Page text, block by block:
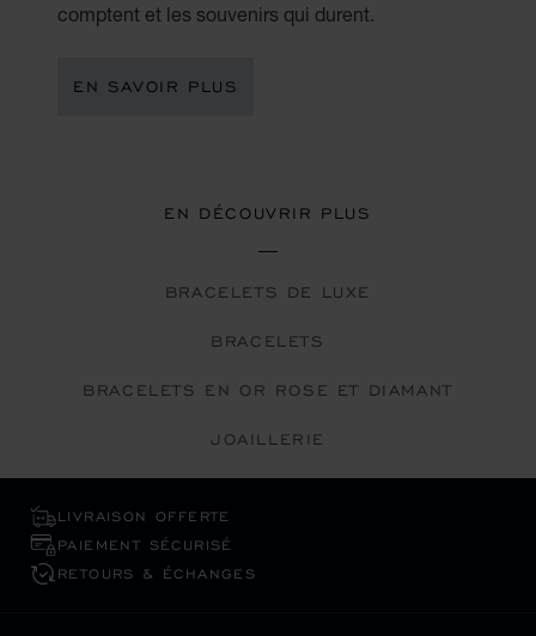
comptent et les souvenirs qui durent.
EN SAVOIR PLUS
EN DÉCOUVRIR PLUS
BRACELETS DE LUXE
BRACELETS
BRACELETS EN OR ROSE ET DIAMANT
JOAILLERIE
LIVRAISON OFFERTE
PAIEMENT SÉCURISÉ
RETOURS & ÉCHANGES